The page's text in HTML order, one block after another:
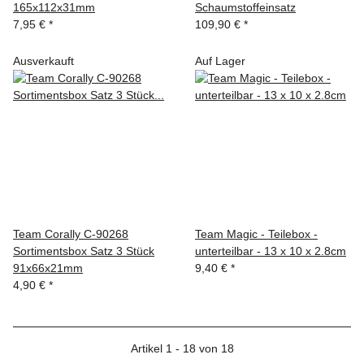
165x112x31mm
7,95 € *
Schaumstoffeinsatz
109,90 € *
Ausverkauft
Team Corally C-90268
Sortimentsbox Satz 3 Stück
91x66x21mm
4,90 € *
Auf Lager
Team Magic - Teilebox -
unterteilbar - 13 x 10 x 2.8cm
9,40 € *
Artikel 1 - 18 von 18